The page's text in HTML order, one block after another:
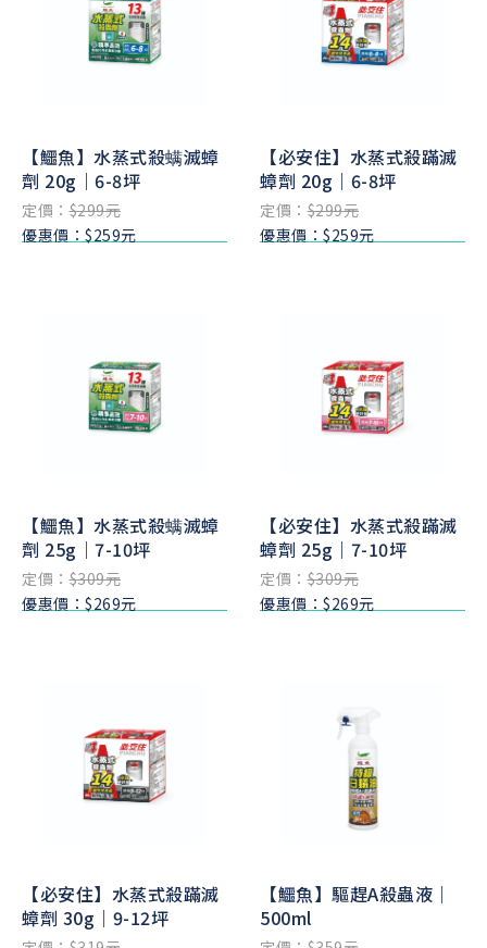
【鱷魚】水蒸式殺螨滅蟑
劑 20g｜6-8坪
定價：$299元
優惠價：$259元
【必安住】水蒸式殺蹣滅
蟑劑 20g｜6-8坪
定價：$299元
優惠價：$259元
【鱷魚】水蒸式殺螨滅蟑
劑 25g｜7-10坪
定價：$309元
優惠價：$269元
【必安住】水蒸式殺蹣滅
蟑劑 25g｜7-10坪
定價：$309元
優惠價：$269元
【必安住】水蒸式殺蹣滅
蟑劑 30g｜9-12坪
【鱷魚】驅趕A殺蟲液｜
500ml